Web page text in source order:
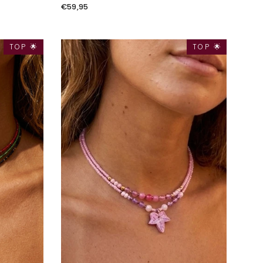
€59,95
TOP 🌟 TOP 🌟